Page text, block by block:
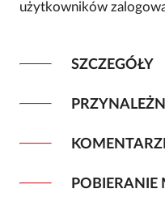
użytkowników
SZCZEGÓŁY
POBIERANIE